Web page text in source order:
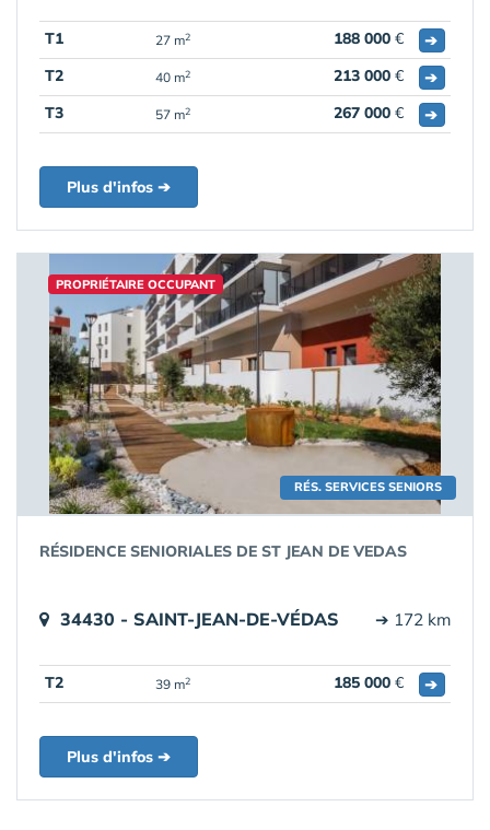
T1 27 m2 188 000 €
➔
T2
40 m2 213 000 €
➔
T3
57 m2 267 000 € ➔
Plus d'infos ➔
RÉS. SERVICES SENIORS
PROPRIÉTAIRE OCCUPANT
RÉSIDENCE SENIORIALES DE ST JEAN DE VEDAS
34430 - SAINT-JEAN-DE-VÉDAS ➔ 172 km
T2 39 m2 185 000 € ➔
Plus d'infos ➔